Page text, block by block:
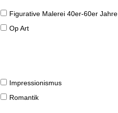
Figurative Malerei 40er-60er Jahre
Op Art
Impressionismus
Romantik